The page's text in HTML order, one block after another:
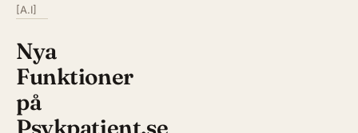
[A.I]
Nya
Funktioner
på
Psykpatient.se